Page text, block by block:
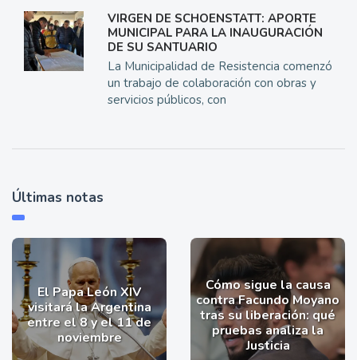
VIRGEN DE SCHOENSTATT: APORTE
MUNICIPAL PARA LA INAUGURACIÓN
DE SU SANTUARIO
La Municipalidad de Resistencia comenzó
un trabajo de colaboración con obras y
servicios públicos, con
Últimas notas
El Papa León XIV
visitará la Argentina
entre el 8 y el 11 de
noviembre
Cómo sigue la causa
contra Facundo Moyano
tras su liberación: qué
pruebas analiza la
Justicia